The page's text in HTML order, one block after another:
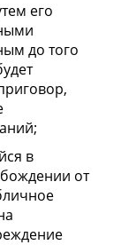
его
до того
в
от